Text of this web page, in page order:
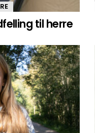
til herre